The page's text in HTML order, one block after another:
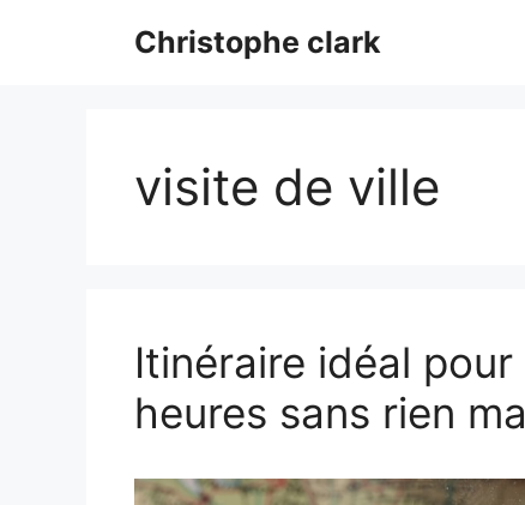
Christophe clark
visite de ville
Itinéraire idéal
heures sans rien